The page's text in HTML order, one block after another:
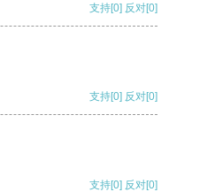
支持[0] 反对[0]
支持[0] 反对[0]
支持[0] 反对[0]